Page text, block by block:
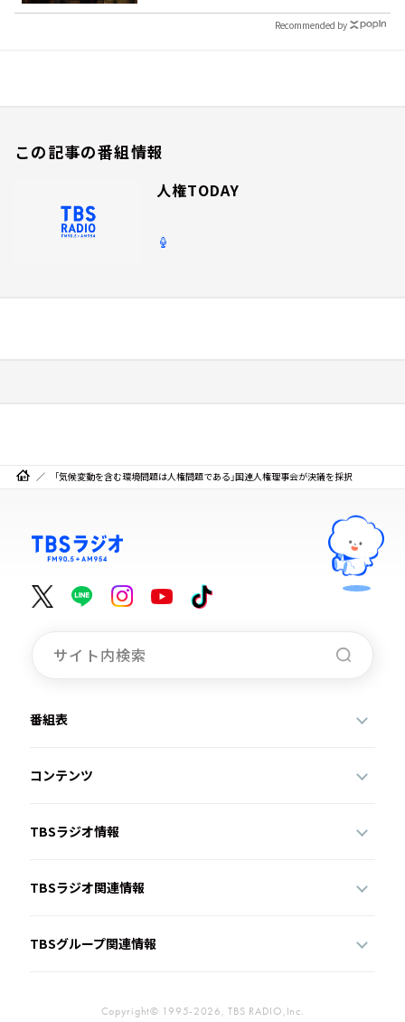
Recommended by
この記事の番組情報
人権TODAY
「気候変動を含む環境問題は人権問題である」国連人権理事会が決議を採択
番組表
コンテンツ
TBSラジオ情報
TBSラジオ関連情報
TBSグループ関連情報
Copyright© 1995-2026, TBS RADIO,Inc.